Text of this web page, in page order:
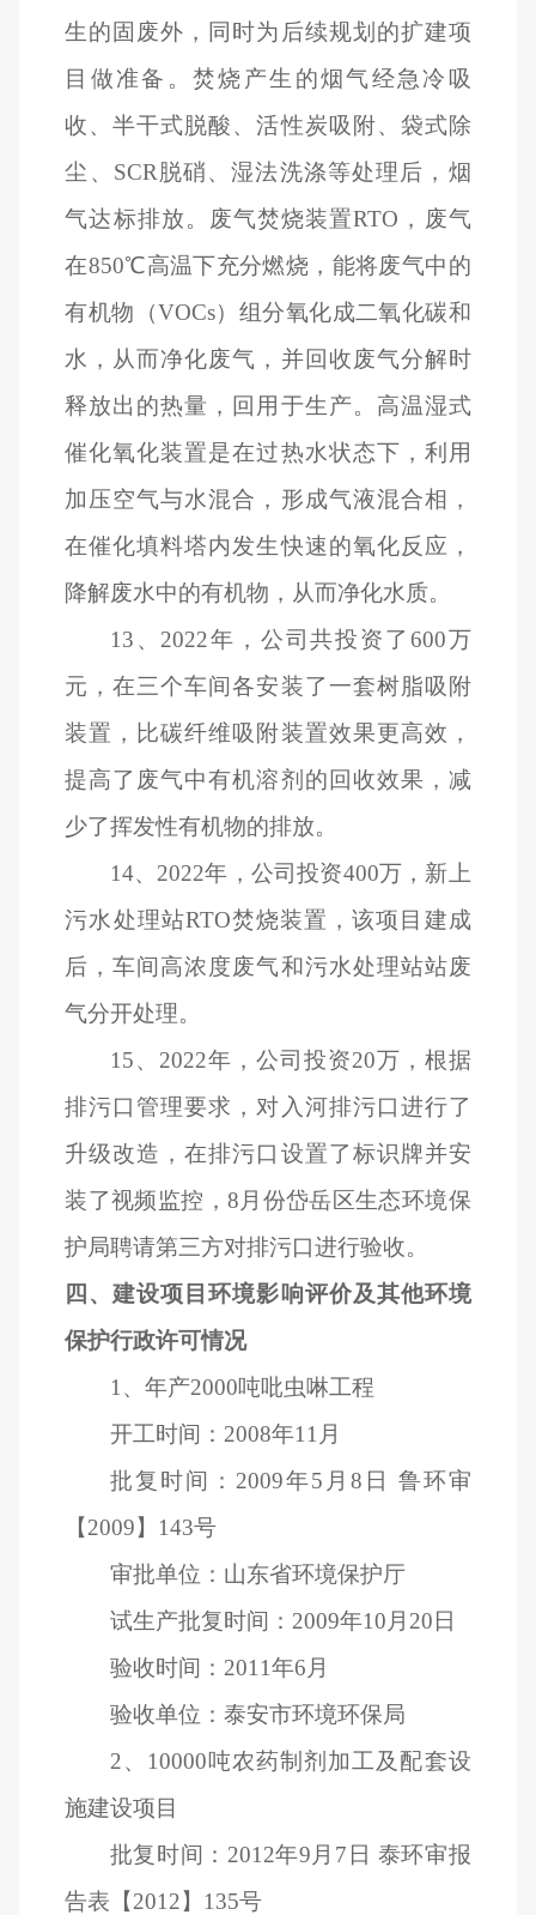
生的固废外，同时为后续规划的扩建项
目做准备。焚烧产生的烟气经急冷吸
收、半干式脱酸、活性炭吸附、袋式除
尘、SCR脱硝、湿法洗涤等处理后，烟
气达标排放。废气焚烧装置RTO，废气
在850℃高温下充分燃烧，能将废气中的
有机物（VOCs）组分氧化成二氧化碳和
水，从而净化废气，并回收废气分解时
释放出的热量，回用于生产。高温湿式
催化氧化装置是在过热水状态下，利用
加压空气与水混合，形成气液混合相，
在催化填料塔内发生快速的氧化反应，
降解废水中的有机物，从而净化水质。
13 、2022年，公司共投资了600万
元，在三个车间各安装了一套树脂吸附
装置，比碳纤维吸附装置效果更高效，
提高了废气中有机溶剂的回收效果，减
少了挥发性有机物的排放。
14、2022年，公司投资400万，新上
污水处理站RTO焚烧装置，该项目建成
后，车间高浓度废气和污水处理站站废
气分开处理。
15、2022年，公司投资20万，根据
排污口管理要求，对入河排污口进行了
升级改造，在排污口设置了标识牌并安
装了视频监控，8月份岱岳区生态环境保
护局聘请第三方对排污口进行验收。
四、建设项目环境影响评价及其他环境
保护行政许可情况
1 、年产2000吨吡虫啉工程
开工时间：2008年11月
批复时间：2009年5月8日 鲁环审
【2009】143号
审批单位：山东省环境保护厅
试生产批复时间：2009年10月20日
验收时间：2011年6月
验收单位：泰安市环境环保局
2、10000吨农药制剂加工及配套设
施建设项目
批复时间：2012年9月7日 泰环审报
告表【2012】135号